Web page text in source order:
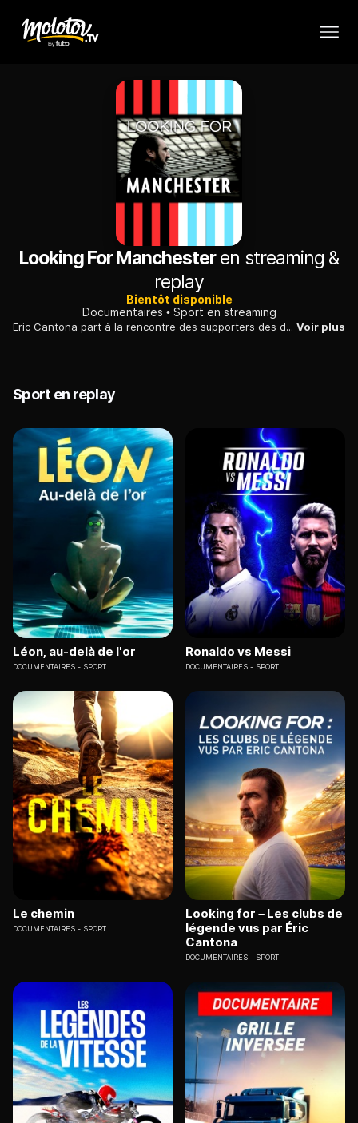
Looking For Manchesteren streaming &
replay
Bientôt disponible
Documentaires
Sport en streaming
Eric Cantona part à la rencontre des supporters des deux équipes de Manchester, United et City, et tente d'évaluer les enjeux de ce derby anglais. Voir plus
Sport en replay
Léon, au-delà de l'or
DOCUMENTAIRES SPORT
Ronaldo vs Messi
DOCUMENTAIRES SPORT
Le chemin
DOCUMENTAIRES SPORT
Looking for – Les clubs de
légende vus par Éric
Cantona
DOCUMENTAIRES SPORT